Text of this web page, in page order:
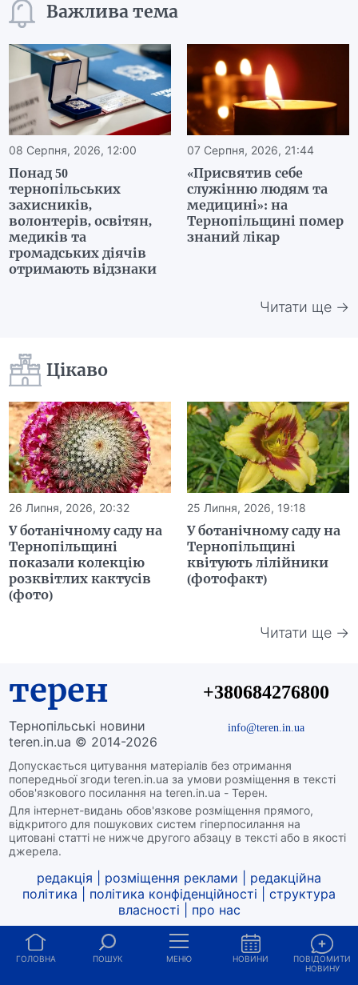
Важлива тема
08 Серпня, 2026, 12:00
Понад 50
тернопільських
захисників,
волонтерів, освітян,
медиків та
громадських діячів
отримають відзнаки
07 Серпня, 2026, 21:44
«Присвятив себе
служінню людям та
медицині»: на
Тернопільщині помер
знаний лікар
Читати ще →
Цікаво
26 Липня, 2026, 20:32
У ботанічному саду на
Тернопільщині
показали колекцію
розквітлих кактусів
(фото)
25 Липня, 2026, 19:18
У ботанічному саду на
Тернопільщині
квітують лілійники
(фотофакт)
Читати ще →
терен
Тернопільські новини
teren.in.ua © 2014-2026
Допускається цитування матеріалів без отримання
попередньої згоди teren.in.ua за умови розміщення в тексті
обов'язкового посилання на teren.in.ua - Терен.
Для інтернет-видань обов'язкове розміщення прямого,
відкритого для пошукових систем гіперпосилання на
цитовані статті не нижче другого абзацу в тексті або в якості
джерела.
+380684276800
info@teren.in.ua
редакція розміщення реклами
редакційна
політика
політика конфіденційності
структура
власності
про нас
ГОЛОВНА ПОШУК МЕНЮ НОВИНИ
ПОВІДОМИТИ
НОВИНУ